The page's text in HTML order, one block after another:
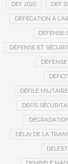
DEF 2020 DEF
DÉFÉCATION À
DÉFENSE
DÉFENSE ET
DÉFILÉ
DÉFIS
DÉLAI DE LA